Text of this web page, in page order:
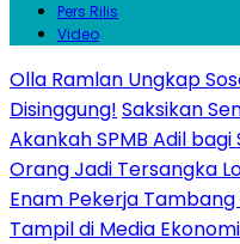
Pers Rilis
Video
Olla Ramlan Ungkap
Disinggung! Saksikan
Akankah SPMB Adil
Orang Jadi Tersangka
Enam Pekerja Tambang
Tampil di Media